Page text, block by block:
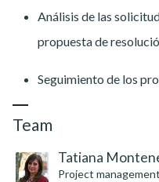
Análisis de las
propuesta de
Seguimiento de los
Team
Tatiana
Project